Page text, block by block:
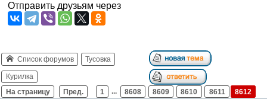
Отправить друзьям через
Список форумов Тусовка
Курилка
На страницу
Пред. 1 ... 8608 8609 8610 8611 8612